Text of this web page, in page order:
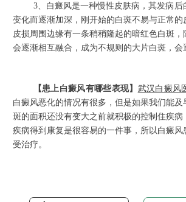
3、白癜风是一种慢性皮肤病，其发病后
变化而逐渐加深，刚开始的白斑不易与正常的
皮损周围边缘有一条稍稍隆起的暗红色白斑
会逐渐相互融合，成为不规则的大片白斑，会
【患上白癜风有哪些表现】 武汉白癜风
白癜风恶化的情况有很多，但是如果我们能及
斑的面积还没有变大之前就积极的控制住疾
疾病得到康复是很容易的一件事，所以白癜
受治疗。